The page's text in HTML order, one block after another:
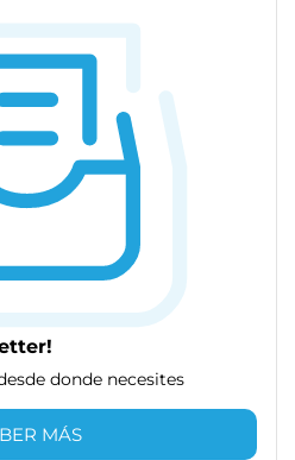
donde necesites
MÁS